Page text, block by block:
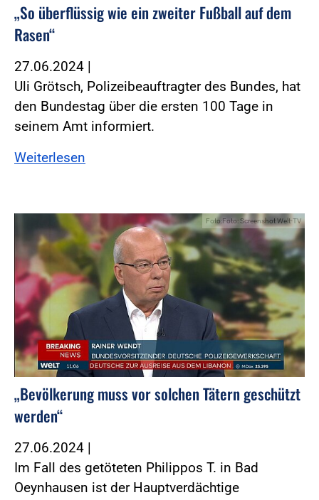
„So überflüssig wie ein zweiter Fußball auf dem
Rasen“
27.06.2024 |
Uli Grötsch, Polizeibeauftragter des Bundes, hat
den Bundestag über die ersten 100 Tage in
seinem Amt informiert.
Weiterlesen
Foto:Foto: Screenshot Welt-TV
„Bevölkerung muss vor solchen Tätern geschützt
werden“
27.06.2024 |
Im Fall des getöteten Philippos T. in Bad
Oeynhausen ist der Hauptverdächtige